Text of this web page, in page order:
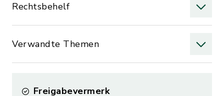
Rechtsbehelf
Verwandte Themen
Freigabevermerk